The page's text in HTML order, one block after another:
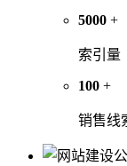
5000 +
索引量
100 +
销售线